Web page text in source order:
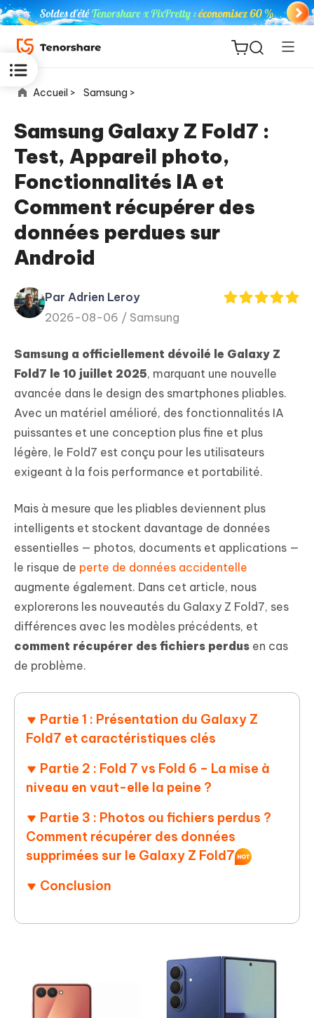
ReiBoot
for iOS
PDNob
PDF
Editor
New
iAnyGo
Accueil > Samsung >
Samsung Galaxy Z Fold7 :
Test, Appareil photo,
Fonctionnalités IA et
Comment récupérer des
données perdues sur
Android
Par Adrien Leroy
2026-08-06 / Samsung
Samsung a officiellement dévoilé le Galaxy Z
Fold7 le 10 juillet 2025, marquant une nouvelle
avancée dans le design des smartphones pliables.
Avec un matériel amélioré, des fonctionnalités IA
puissantes et une conception plus fine et plus
légère, le Fold7 est conçu pour les utilisateurs
exigeant à la fois performance et portabilité.
Mais à mesure que les pliables deviennent plus
intelligents et stockent davantage de données
essentielles — photos, documents et applications —
le risque de perte de données accidentelle
augmente également. Dans cet article, nous
explorerons les nouveautés du Galaxy Z Fold7, ses
différences avec les modèles précédents, et
comment récupérer des fichiers perdus en cas
de problème.
Partie 1 : Présentation du Galaxy Z
Fold7 et caractéristiques clés
Partie 2 : Fold 7 vs Fold 6 – La mise à
niveau en vaut-elle la peine ?
Partie 3 : Photos ou fichiers perdus ?
Comment récupérer des données
supprimées sur le Galaxy Z Fold7
Conclusion